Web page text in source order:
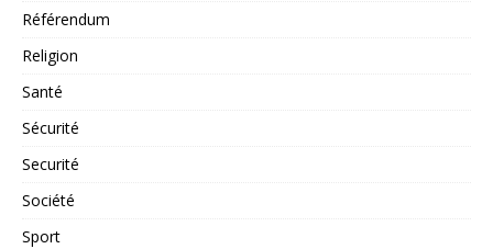
Référendum
Religion
Santé
Sécurité
Securité
Société
Sport